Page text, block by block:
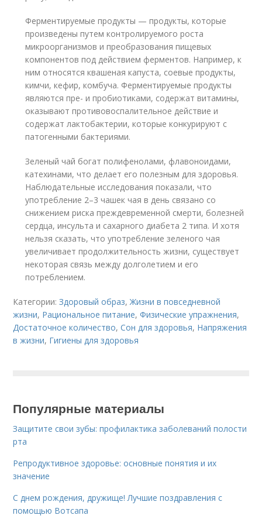
Ферментируемые продукты — продукты, которые
произведены путем контролируемого роста
микроорганизмов и преобразования пищевых
компонентов под действием ферментов. Например, к
ним относятся квашеная капуста, соевые продукты,
кимчи, кефир, комбуча. Ферментируемые продукты
являются пре- и пробиотиками, содержат витамины,
оказывают противовоспалительное действие и
содержат лактобактерии, которые конкурируют с
патогенными бактериями.
Зеленый чай богат полифенолами, флавоноидами,
катехинами, что делает его полезным для здоровья.
Наблюдательные исследования показали, что
употребление 2–3 чашек чая в день связано со
снижением риска преждевременной смерти, болезней
сердца, инсульта и сахарного диабета 2 типа. И хотя
нельзя сказать, что употребление зеленого чая
увеличивает продолжительность жизни, существует
некоторая связь между долголетием и его
потреблением.
Категории:Здоровый образ,Жизни в повседневной
жизни, Рациональное питание,Физические упражнения,
Достаточное количество,Сон для здоровья, Напряжения
в жизни, Гигиены для здоровья
Популярные материалы
Защитите свои зубы: профилактика заболеваний полости
рта
Репродуктивное здоровье: основные понятия и их
значение
С днем рождения, дружище! Лучшие поздравления с
помощью Вотсапа